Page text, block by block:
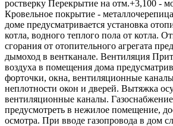
ростверку Перекрытие на отм.+3,100 -
Кровельное покрытие -
доме предусматривается установка
котла, водного теплого пола от котла.
сгорания от отопительного агрегата
дымоход в вентканале. Вентиляция
воздуха в помещения дома
форточки, окна, вентиляционные
неплотности окон и дверей. Вытяжка
вентиляционные каналы.
предусмотреть в нежилое помещение,
осмотра. При вводе газопровода в дом